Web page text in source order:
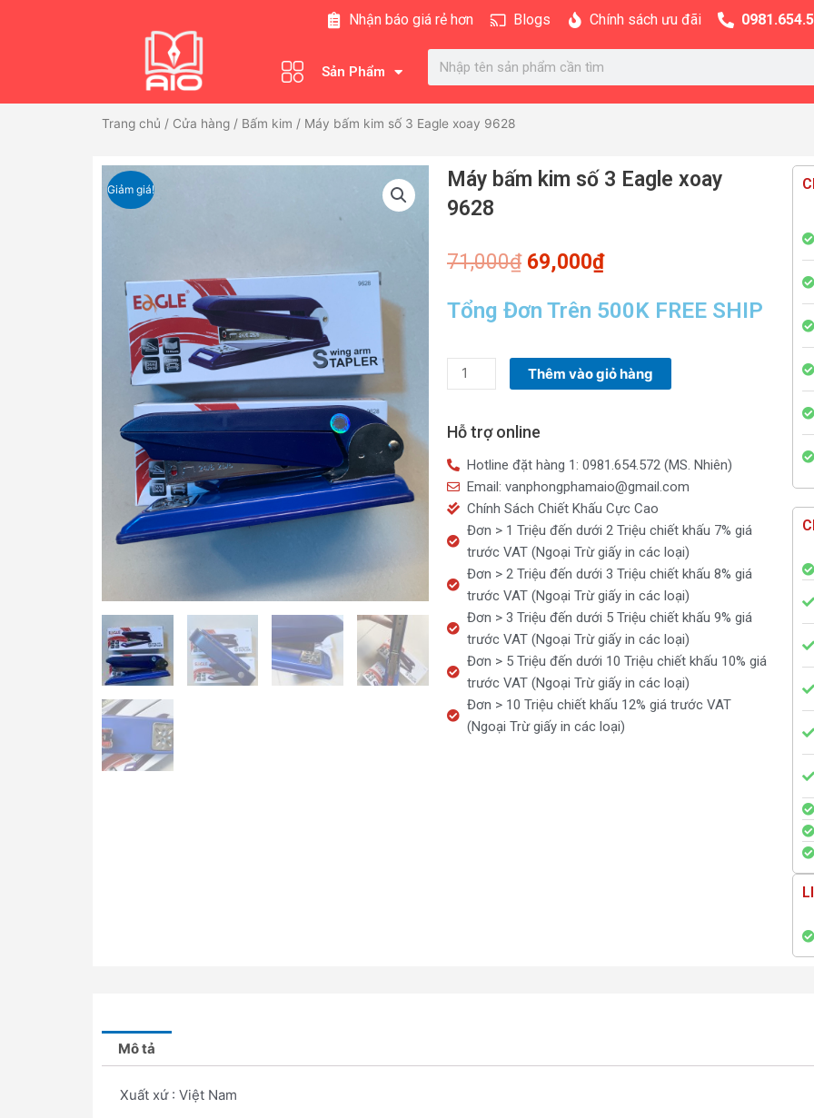
Nhận báo giá rẻ hơn Blogs Chính sách ưu đãi
Sản Phẩm
Search
Trang chủ / Cửa hàng / Bấm kim / Máy bấm kim số 3 Eagle xoay 9628
Giảm giá!
Máy bấm kim số 3 Eagle xoay
9628
71,000₫ Giá
là:
69,000₫Giá
tại
Tổng Đơn Trên 500K FREE SHIP
Máy
bấm
số
3
Eagle
xoay
9628
số
Thêm vào giỏ hàng
Hỗ trợ online
Hotline đặt hàng 1: 0981.654.572 (MS. Nhiên)
Email: vanphongphamaio@gmail.com
Chính Sách Chiết Khấu Cực Cao
Đơn > 1 Triệu đến dưới 2 Triệu chiết khấu 7% giá
trước VAT (Ngoại Trừ giấy in các loại)
Đơn > 2 Triệu đến dưới 3 Triệu chiết khấu 8% giá
trước VAT (Ngoại Trừ giấy in các loại)
Đơn > 3 Triệu đến dưới 5 Triệu chiết khấu 9% giá
trước VAT (Ngoại Trừ giấy in các loại)
Đơn > 5 Triệu đến dưới 10 Triệu chiết khấu 10% giá
trước VAT (Ngoại Trừ giấy in các loại)
Đơn > 10 Triệu chiết khấu 12% giá trước VAT
(Ngoại Trừ giấy in các loại)
Mô tả
Xuất xứ : Việt Nam